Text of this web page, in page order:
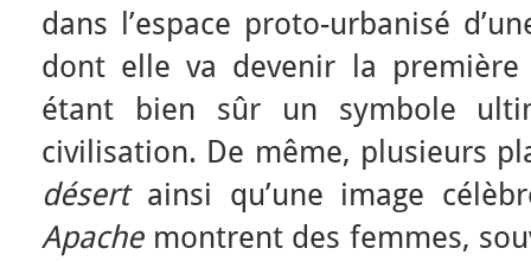
dans l’espace proto-urbanisé
dont elle va devenir la première
étant bien sûr un symbole
civilisation. De même, plusieurs
désertainsi qu’une image
Apachemontrent des femmes,